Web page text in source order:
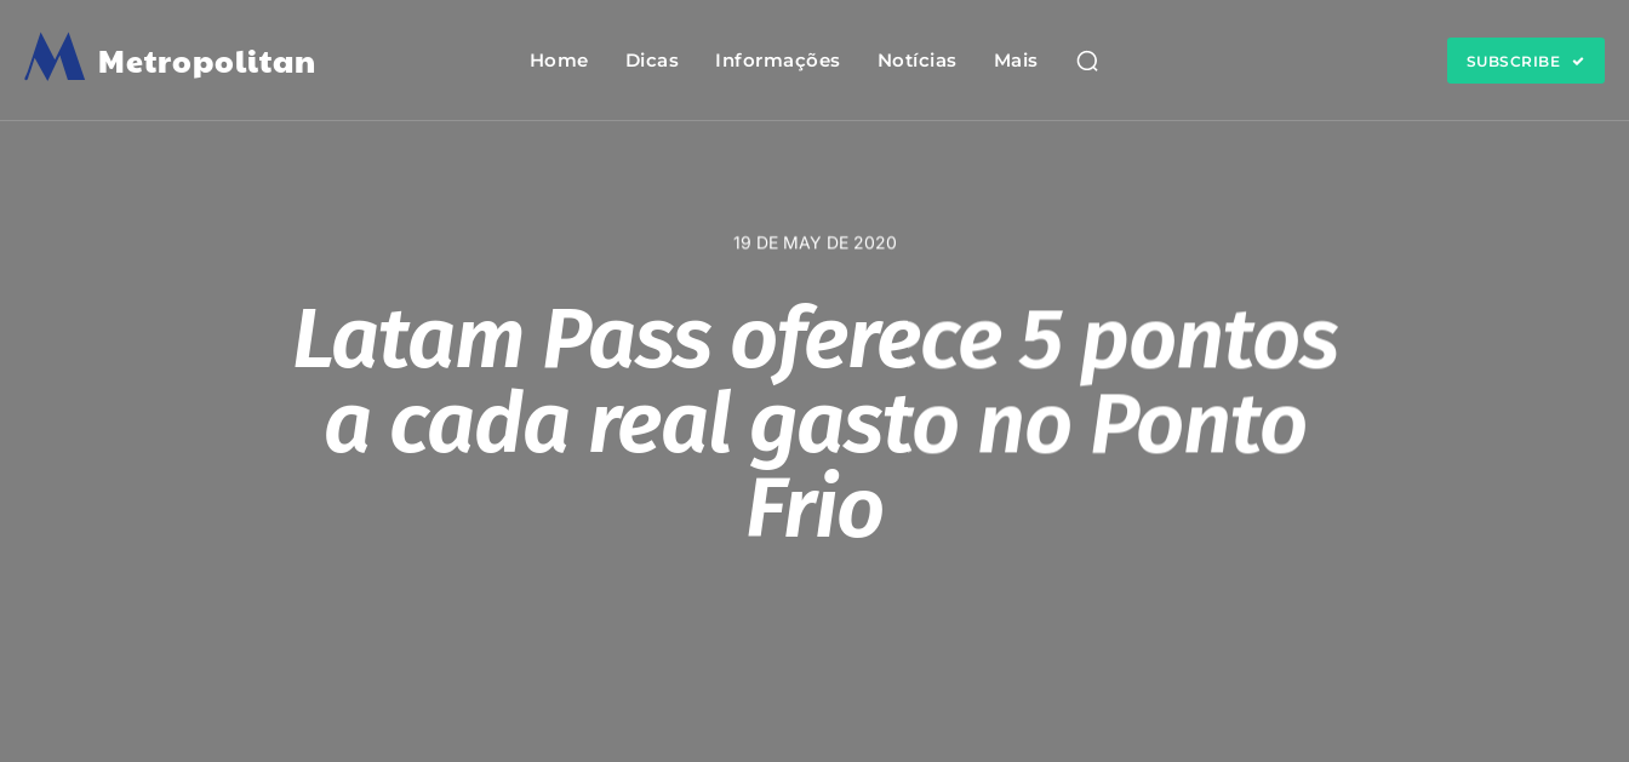
M Metropolitan Home Dicas Informações Notícias Mais SUBSCRIBE
19 DE MAY DE 2020
Latam Pass oferece 5 pontos
a cada real gasto no Ponto
Frio